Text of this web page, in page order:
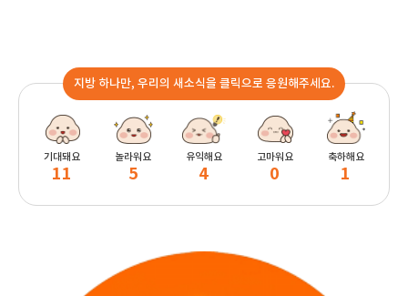
지방 하나만, 우리의 새소식을 클릭으로 응원해주세요.
기대돼요
11
놀라워요
5
유익해요
4
고마워요
0
축하해요
1